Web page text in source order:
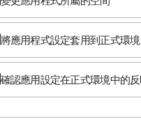
將應用程式設定套用到正式環境
確認應用設定在正式環境中的